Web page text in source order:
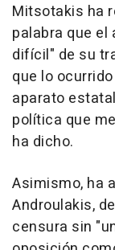
Mitsotakis ha
palabra que
difícil" de su
que lo
aparato
política que
ha dicho.
Asimismo, ha
Androulakis,
censura sin